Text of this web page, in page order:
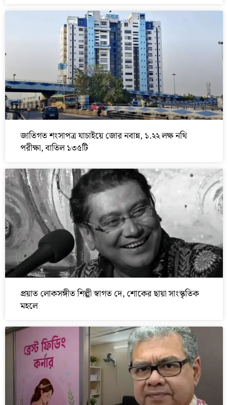
জাতিগত শংসাপত্র যাচাইয়ে জোর নবান্ন, ১.২২ লক্ষ নথি
পরীক্ষা, বাতিল ১৩৫টি
প্রয়াত লোকসঙ্গীত শিল্পী স্বাগত দে, শোকের ছায়া সাংস্কৃতিক
মহলে